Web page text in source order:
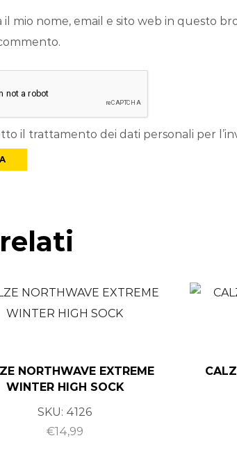
il mio nome, email e sito web in questo
il trattamento dei dati personali per
NORTHWAVE EXTREME
WINTER HIGH SOCK
SKU: 4126
€14,99